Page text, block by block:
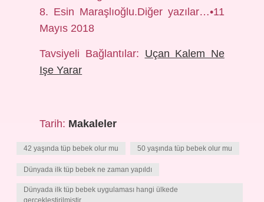
8. Esin Maraşlıoğlu.Diğer yazılar…•11
Mayıs 2018
Tavsiyeli Bağlantılar: Uçan Kalem Ne
Işe Yarar
Tarih: Makaleler
42 yaşında tüp bebek olur mu 50 yaşında tüp bebek olur mu
Dünyada ilk tüp bebek ne zaman yapıldı
Dünyada ilk tüp bebek uygulaması hangi ülkede
gerçekleştirilmiştir